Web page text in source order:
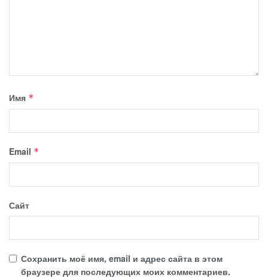
Имя *
Email *
Сайт
Сохранить моё имя, email и адрес сайта в этом
браузере для последующих моих комментариев.